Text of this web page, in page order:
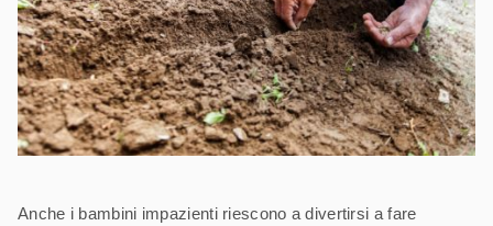
Anche i bambini impazienti riescono a divertirsi a fare